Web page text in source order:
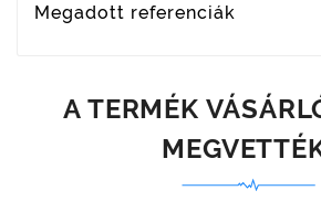
Megadott referenciák
A TERMÉK